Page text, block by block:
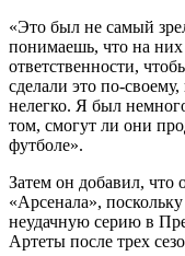
«Это был не самый
понимаешь, что на
ответственности,
сделали это по-
нелегко. Я был
том, смогут ли они
футболе».
Затем он добавил, что
«Арсенала»,
неудачную серию в
Артеты после трех